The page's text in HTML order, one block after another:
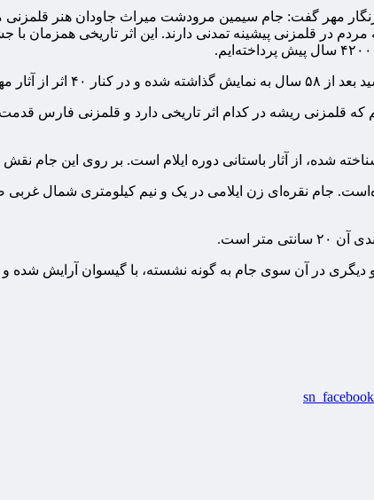
مهر گفت: جام سیمین مرودشت میراث جاودان هنر
دارد و مبین این است که مردم در قلمزنی پیشینه تمدنی دارند. این اثر
سال پیش پرداخته‌ایم.
شیراز رفته است.
که قلمزنی ریشه در کدام اثر تاریخی دارد و قلمزنی فارس
شده، از آثار باستانی دوره ایلام است. بر روی این جام
جام نقره‌ای زن ایلامی در یک و نیم کیلومتری شمال
در آن سوی جام به گونه نشسته، با گیسوان آرایش شده و
sn_facebook